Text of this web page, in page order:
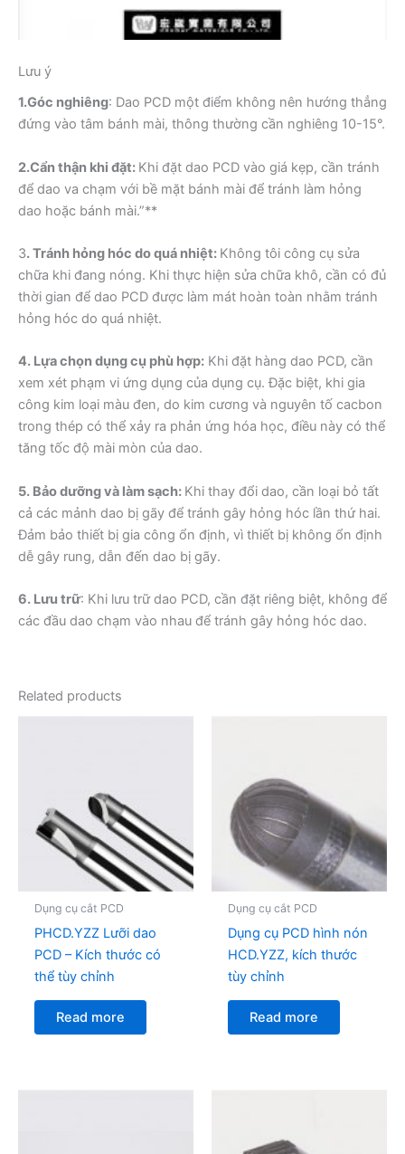
Lưu ý
1.Góc nghiêng: Dao PCD một điểm không nên hướng thẳng
đứng vào tâm bánh mài, thông thường cần nghiêng 10-15°.
2.Cẩn thận khi đặt: Khi đặt dao PCD vào giá kẹp, cần tránh
để dao va chạm với bề mặt bánh mài để tránh làm hỏng
dao hoặc bánh mài.”**
3. Tránh hỏng hóc do quá nhiệt: Không tôi công cụ sửa
chữa khi đang nóng. Khi thực hiện sửa chữa khô, cần có đủ
thời gian để dao PCD được làm mát hoàn toàn nhằm tránh
hỏng hóc do quá nhiệt.
4. Lựa chọn dụng cụ phù hợp: Khi đặt hàng dao PCD, cần
xem xét phạm vi ứng dụng của dụng cụ. Đặc biệt, khi gia
công kim loại màu đen, do kim cương và nguyên tố cacbon
trong thép có thể xảy ra phản ứng hóa học, điều này có thể
tăng tốc độ mài mòn của dao.
5. Bảo dưỡng và làm sạch: Khi thay đổi dao, cần loại bỏ tất
cả các mảnh dao bị gãy để tránh gây hỏng hóc lần thứ hai.
Đảm bảo thiết bị gia công ổn định, vì thiết bị không ổn định
dễ gây rung, dẫn đến dao bị gãy.
6. Lưu trữ: Khi lưu trữ dao PCD, cần đặt riêng biệt, không để
các đầu dao chạm vào nhau để tránh gây hỏng hóc dao.
Related products
Dụng cụ cắt PCD
PHCD.YZZ Lưỡi dao
PCD – Kích thước có
thể tùy chỉnh
Read more
Dụng cụ cắt PCD
Dụng cụ PCD hình nón
HCD.YZZ, kích thước
tùy chỉnh
Read more